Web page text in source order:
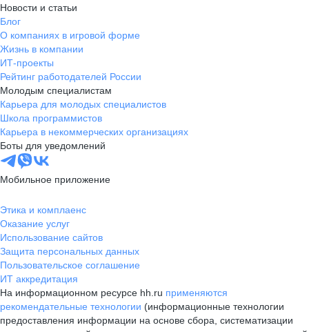
Новости и статьи
Блог
О компаниях в игровой форме
Жизнь в компании
ИТ-проекты
Рейтинг работодателей России
Молодым специалистам
Карьера для молодых специалистов
Школа программистов
Карьера в некоммерческих организациях
Боты для уведомлений
Мобильное приложение
Этика и комплаенс
Оказание услуг
Использование сайтов
Защита персональных данных
Пользовательское соглашение
ИТ аккредитация
На информационном ресурсе hh.ru применяются
рекомендательные технологии (информационные технологии
предоставления информации на основе сбора, систематизации